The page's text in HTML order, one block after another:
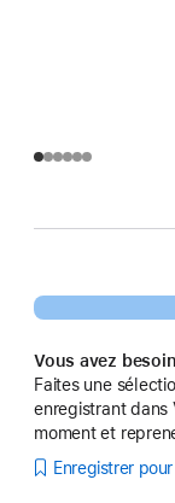
Vous avez
Faites une
enregistrant dans
moment et
Enregistrer